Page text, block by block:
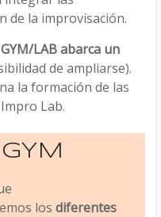
de la improvisación.
LAB abarca un
de ampliarse).
la formación de las
Lab.
los diferentes